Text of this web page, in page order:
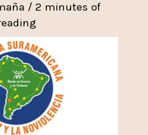
/ 2 minutes of